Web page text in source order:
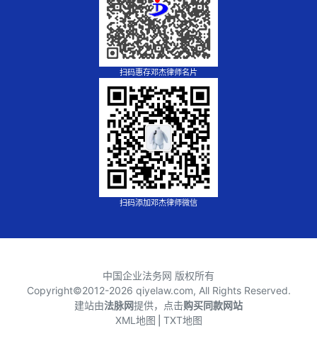
扫码惠存邓杰律师名片
扫码添加邓杰律师微信
中国企业法务网 版权所有
Copyright©2012-2026 qiyelaw.com, All Rights Reserved.
建站由法脉网提供，点击购买同款网站
XML地图 TXT地图